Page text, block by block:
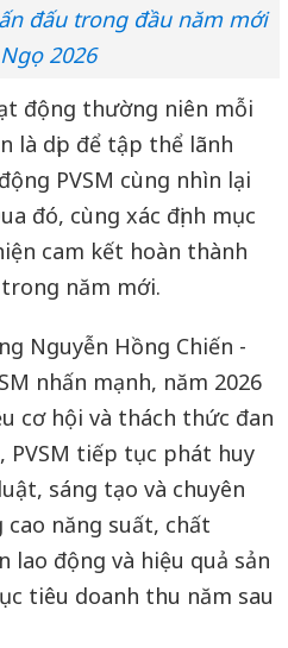
đấu trong đầu năm mới
2026
động thường niên mỗi
là dịp để tập thể lãnh
PVSM cùng nhìn lại
đó, cùng xác định mục
cam kết hoàn thành
năm mới.
Nguyễn Hồng Chiến -
nhấn mạnh, năm 2026
cơ hội và thách thức đan
PVSM tiếp tục phát huy
sáng tạo và chuyên
năng suất, chất
lao động và hiệu quả sản
tiêu doanh thu năm sau